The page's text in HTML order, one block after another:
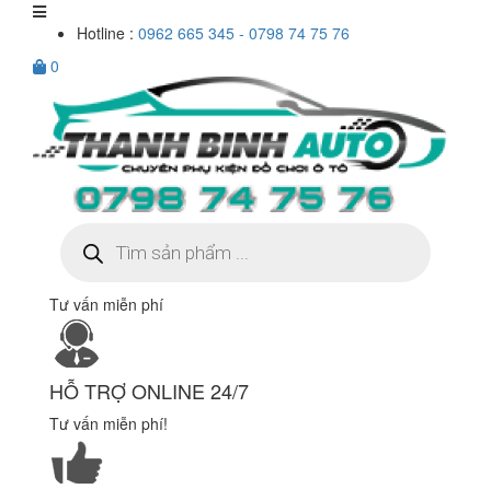
Hotline : 0962 665 345 - 0798 74 75 76
0
kiếm
sản
Tư vấn miễn phí
HỖ TRỢ ONLINE 24/7
Tư vấn miễn phí!